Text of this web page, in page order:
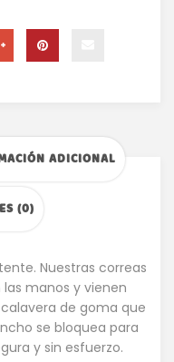
ADICIONAL
(0)
Nuestras correas
manos y vienen
de goma que
se bloquea para
y sin esfuerzo.